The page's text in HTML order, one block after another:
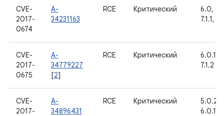
CVE-
2017-
0674
A-
34231163
RCE Критический
6.0,
7.1.1,
CVE-
2017-
0675
A-
34779227
[2]
RCE Критический
6.0.1,
7.1.2
CVE-
2017-
A-
34896431
RCE Критический
5.0.2,
6.0.1,